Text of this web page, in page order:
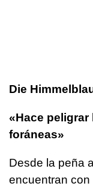
Die
«Hace
foráneas»
Desde la peña
encuentran con